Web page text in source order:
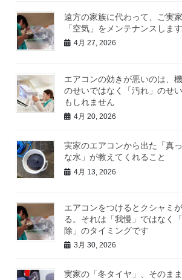
遠方の家族に代わって、ご実
「空気」をメンテナンスします
4月 27, 2026
エアコンの効きが悪いのは、
のせいではなく「汚れ」のせ
もしれません
4月 20, 2026
実家のエアコンから出た「真
な水」が教えてくれること
4月 13, 2026
エアコンをつけるとクシャミ
る。それは「我慢」ではなく
除」のタイミングです
3月 30, 2026
実家の「冬タイヤ」、そのま